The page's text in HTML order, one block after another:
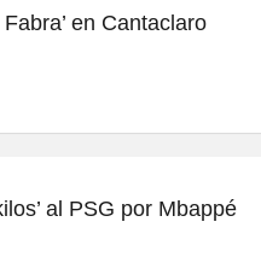
en Cantaclaro
al PSG por Mbappé